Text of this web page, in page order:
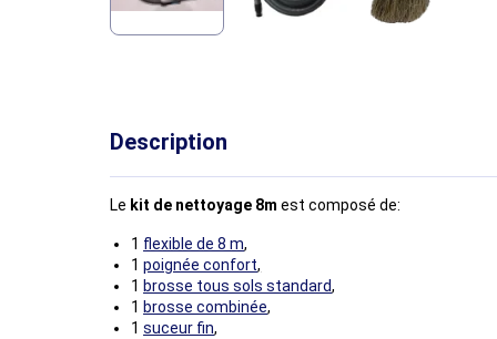
Description
Le kit de nettoyage 8m est composé de:
1 flexible de 8 m,
1poignée confort,
1 brosse tous sols standard,
1 brosse combinée,
1suceur fin,